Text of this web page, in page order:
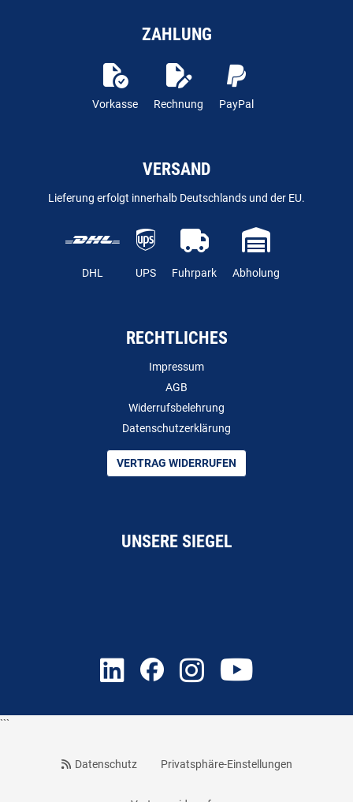
ZAHLUNG
Vorkasse Rechnung PayPal
VERSAND
Lieferung erfolgt innerhalb Deutschlands und der EU.
DHL UPS Fuhrpark Abholung
RECHTLICHES
Impressum
AGB
Widerrufsbelehrung
Datenschutzerklärung
VERTRAG WIDERRUFEN
UNSERE SIEGEL
```
Datenschutz Privatsphäre-Einstellungen